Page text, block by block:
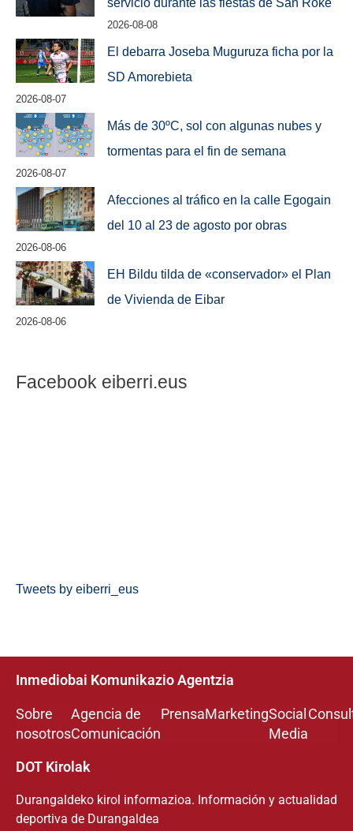
2026-08-08
El debarra Joseba Muguruza ficha por la
SD Amorebieta
2026-08-07
Más de 30ºC, sol con algunas nubes y
tormentas para el fin de semana
2026-08-07
Afecciones al tráfico en la calle Egogain
del 10 al 23 de agosto por obras
2026-08-06
EH Bildu tilda de «conservador» el Plan
de Vivienda de Eibar
2026-08-06
Facebook eiberri.eus
Tweets by eiberri_eus
Inmediobai Komunikazio Agentzia
Sobre
nosotros
Agencia de
Comunicación
PrensaMarketingSocial
Media
DOT Kirolak
Durangaldeko kirol informazioa. Información y actualidad
deportiva de Durangaldea